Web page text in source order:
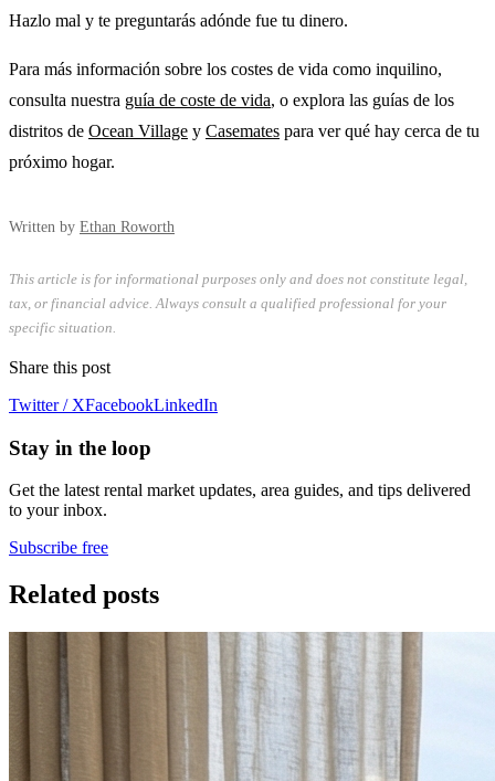
Hazlo mal y te preguntarás adónde fue tu dinero.
Para más información sobre los costes de vida como inquilino,
consulta nuestra guía de coste de vida, o explora las guías de los
distritos de Ocean Village y Casemates para ver qué hay cerca de tu
próximo hogar.
Written by Ethan Roworth
This article is for informational purposes only and does not constitute legal,
tax, or financial advice. Always consult a qualified professional for your
specific situation.
Share this post
Twitter / XFacebookLinkedIn
Stay in the loop
Get the latest rental market updates, area guides, and tips delivered
to your inbox.
Subscribe free
Related posts